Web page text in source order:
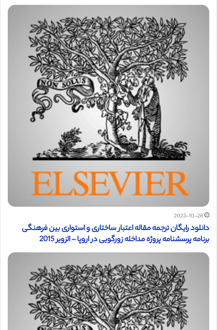
2023-10-28
دانلود رایگان ترجمه مقاله اعتبار ساختاری و استواری بین فرهنگی
برنامه پرسشنامه پروژه مداخله زورگویی در اروپا – الزویر 2015